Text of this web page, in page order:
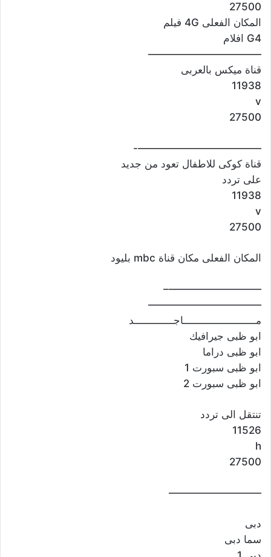
27500
المكان الفعلى 4G فيلم
G4 افلام
———————————
قناة ميكس بالعربى
11938
v
27500
————————————-
قناة كوكى للاطفال تعود من جديد
على تردد
11938
v
27500
المكان الفعلى مكان قناة mbc بليود
—————————–
———————————
مــــــــــــــــــــــــاجـــــــــــــد
ابو ظبى جيرافيك
ابو ظبى دراما
ابو ظبى سبورت 1
ابو ظبى سبورت 2
تنتقل الى تردد
11526
h
27500
—————————
دبى
سما دبى